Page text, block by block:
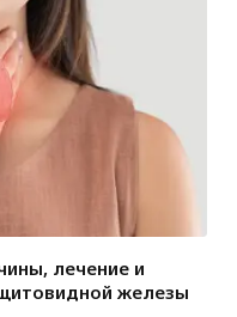
лечение и
железы